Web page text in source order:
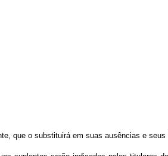
que o substituirá em suas ausências e seus